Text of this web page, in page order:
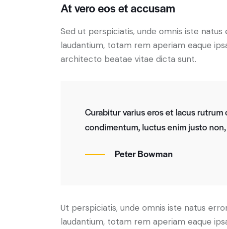
At vero eos et accusam
Sed ut perspiciatis, unde omnis iste
laudantium, totam rem aperiam eaque
architecto beatae vitae dicta sunt.
Curabitur varius eros et lacus
condimentum, luctus enim justo
Peter Bowman
Ut perspiciatis, unde omnis iste natus
laudantium, totam rem aperiam eaque